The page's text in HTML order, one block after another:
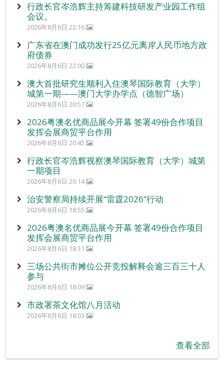
行政长官岑浩辉主持筹建科技研发产业园工作组
会议。
2026年8月6日 22:16
广东省在澳门成功发行25亿元离岸人民币地方政
府债券
2026年8月6日 22:00
澳大首批研究生顺利入住澳琴国际教育（大学）
城第一期——澳门大学办学点（德智广场）
2026年8月6日 20:57
2026粤澳名优商品展今开幕 签署49份合作项目
发挥会展商贸平台作用
2026年8月6日 20:45
行政长官岑浩辉视察澳琴国际教育（大学）城第
一期项目
2026年8月6日 20:14
治安警察局持续开展“雷霆2026”行动
2026年8月6日 18:55
2026粤澳名优商品展今开幕 签署49份合作项目
发挥会展商贸平台作用
2026年8月6日 18:11
三场公共街市摊位公开竞投解释会逾三百三十人
参与
2026年8月6日 18:09
市政署茶文化馆八月活动
2026年8月6日 18:03
查看全部